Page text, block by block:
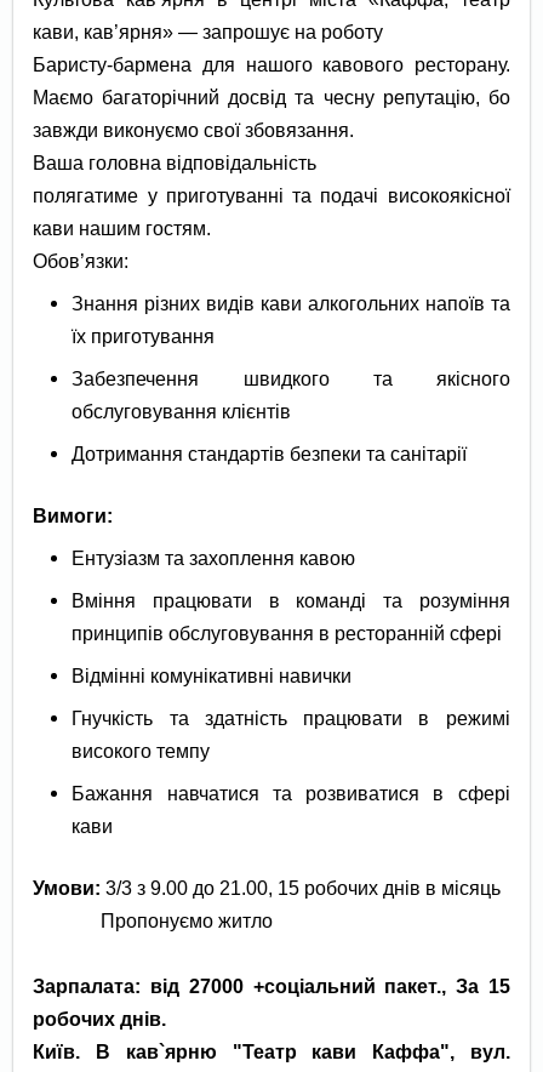
кави, кав’ярня» — запрошує на роботу
Баристу-бармена для нашого кавового ресторану.
Маємо багаторічний досвід та чесну репутацію, бо
завжди виконуємо свої збовязання.
Ваша головна відповідальність
полягатиме у приготуванні та подачі високоякісної
кави нашим гостям.
Обов’язки:
Знання різних видів кави алкогольних напоїв та
їх приготування
Забезпечення швидкого та якісного
обслуговування клієнтів
Дотримання стандартів безпеки та санітарії
Вимоги:
Ентузіазм та захоплення кавою
Вміння працювати в команді та розуміння
принципів обслуговування в ресторанній сфері
Відмінні комунікативні навички
Гнучкість та здатність працювати в режимі
високого темпу
Бажання навчатися та розвиватися в сфері
кави
Умови:3/3 з 9.00 до 21.00, 15 робочих днів в місяць
Пропонуємо житло
Зарпалата: від 27000 +соціальний пакет., За 15
робочих днів.
Київ. В кав`ярню "Театр кави Каффа", вул.